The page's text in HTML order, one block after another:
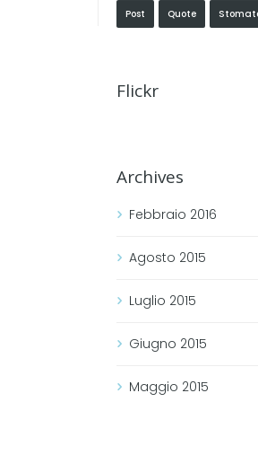
Post Quote
Flickr
Archives
Febbraio 2016
Agosto 2015
Luglio 2015
Giugno 2015
Maggio 2015